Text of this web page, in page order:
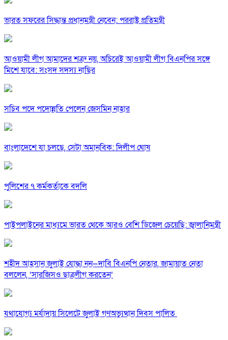
ভারত সফরের সিদ্ধান্ত প্রধানমন্ত্রী নেবেন: পররাষ্ট্র প্রতিমন্ত্রী
আওয়ামী লীগ আমাদের শত্রু নয়, অচিরেই আওয়ামী লীগ বিএনপির সঙ্গে
মিশে যাবে: সংসদ সদস্য নাছির
সচিব পদে পদোন্নতি পেলেন জেসমিন নাহার
বাংলাদেশে যা চলছে, সেটা অমানবিক: দিলীপ ঘোষ
পুলিশের ৭ কর্মকর্তাকে বদলি
পাইপলাইনের মাধ্যমে ভারত থেকে আরও বেশি ডিজেল চেয়েছি: জ্বালানিমন্ত্রী
শহীদ আহসান জুলাই যোদ্ধা নন—দাবি বিএনপি নেতার, জামায়াত নেতা
বললেন, ‘সারজিসও ছাত্রলীগ করতেন’
যথাযোগ্য মর্যাদায় সিলেটে জুলাই গণঅভ্যুত্থান দিবস পালিত